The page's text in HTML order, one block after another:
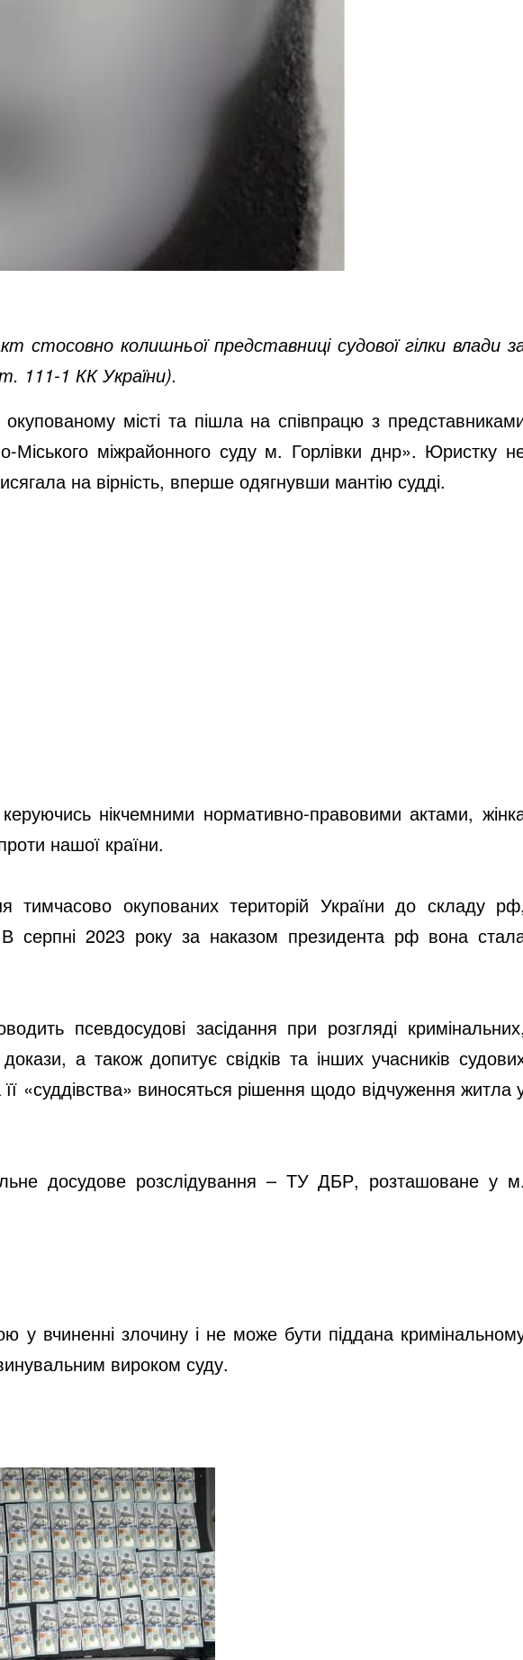
стосовно колишньої представниці судової гілки влади
111-1 КК України).
місті та пішла на співпрацю з
Міського міжрайонного суду м. Горлівки днр». Юристку
на вірність, вперше одягнувши мантію судді.
нікчемними нормативно-правовими актами,
нашої країни.
тимчасово окупованих територій України до складу
В серпні 2023 року за наказом президента рф вона
псевдосудові засідання при розгляді
а також допитує свідків та інших учасників
«суддівства» виносяться рішення щодо відчуження житла
досудове розслідування – ТУ ДБР, розташоване у
у вчиненні злочину і не може бути піддана
вироком суду.